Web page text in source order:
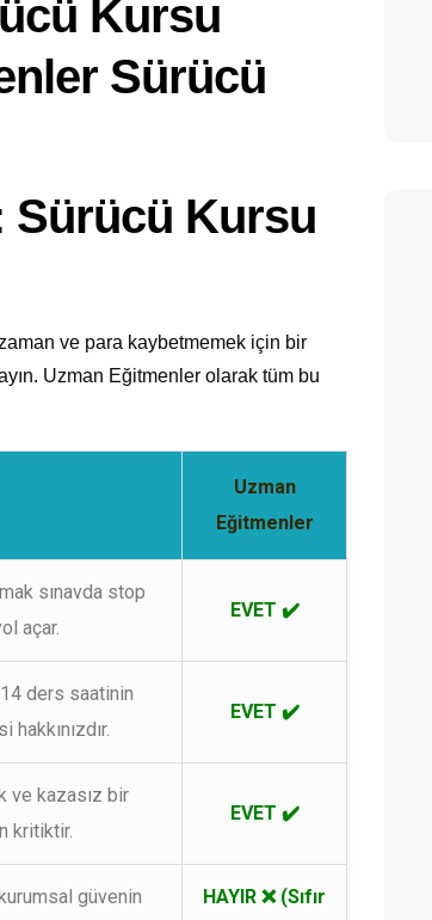
Sürücü Kursu
ve para kaybetmemek için bir
Uzman Eğitmenler olarak tüm bu
Uzman
Eğitmenler
sınavda stop
açar.
EVET ✔️
ders saatinin
EVET ✔️
ve kazasız bir
kritiktir.
EVET ✔️
güvenin HAYIR ❌ (Sıfır